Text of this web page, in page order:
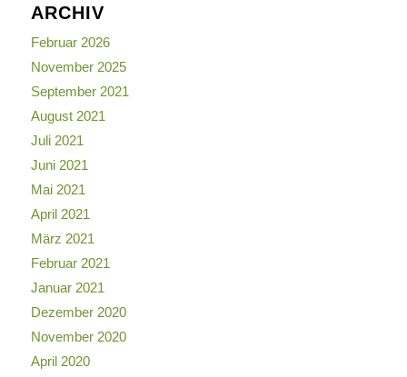
ARCHIV
Februar 2026
November 2025
September 2021
August 2021
Juli 2021
Juni 2021
Mai 2021
April 2021
März 2021
Februar 2021
Januar 2021
Dezember 2020
November 2020
April 2020